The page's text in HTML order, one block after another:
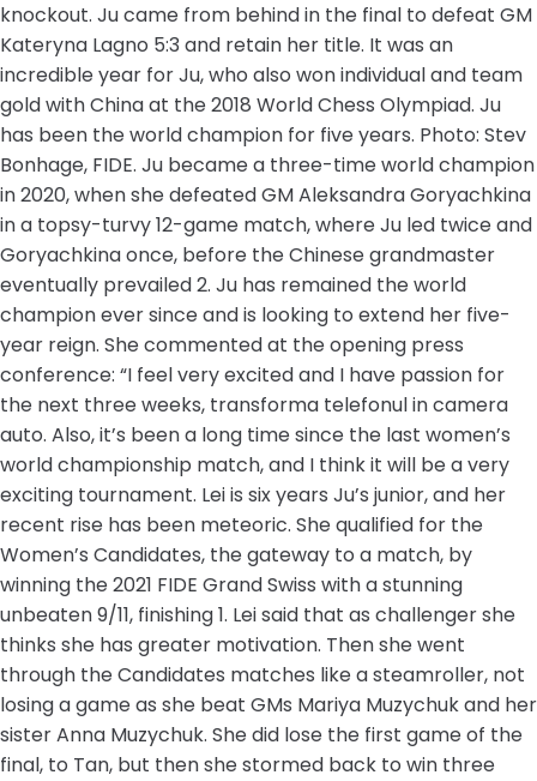
knockout. Ju came from behind in the final to defeat GM
Kateryna Lagno 5:3 and retain her title. It was an
incredible year for Ju, who also won individual and team
gold with China at the 2018 World Chess Olympiad. Ju
has been the world champion for five years. Photo: Stev
Bonhage, FIDE. Ju became a three-time world champion
in 2020, when she defeated GM Aleksandra Goryachkina
in a topsy-turvy 12-game match, where Ju led twice and
Goryachkina once, before the Chinese grandmaster
eventually prevailed 2. Ju has remained the world
champion ever since and is looking to extend her five-
year reign. She commented at the opening press
conference: “I feel very excited and I have passion for
the next three weeks, transforma telefonul in camera
auto. Also, it’s been a long time since the last women’s
world championship match, and I think it will be a very
exciting tournament. Lei is six years Ju’s junior, and her
recent rise has been meteoric. She qualified for the
Women’s Candidates, the gateway to a match, by
winning the 2021 FIDE Grand Swiss with a stunning
unbeaten 9/11, finishing 1. Lei said that as challenger she
thinks she has greater motivation. Then she went
through the Candidates matches like a steamroller, not
losing a game as she beat GMs Mariya Muzychuk and her
sister Anna Muzychuk. She did lose the first game of the
final, to Tan, but then she stormed back to win three